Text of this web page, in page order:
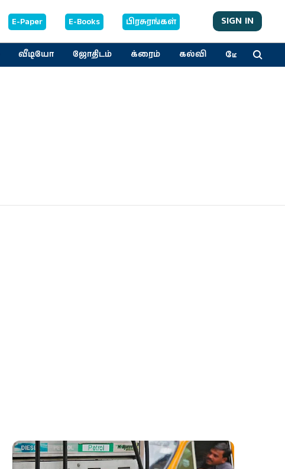
E-Paper E-Books பிரசுரங்கள் SIGN IN
வீடியோ ஜோதிடம் க்ரைம் கல்வி மேலும்